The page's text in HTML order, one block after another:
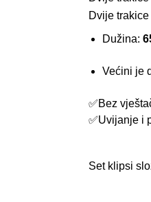
Dvije
Dužina:
Većini je
✅Bez
✅Uvijanje i
Set klipsi